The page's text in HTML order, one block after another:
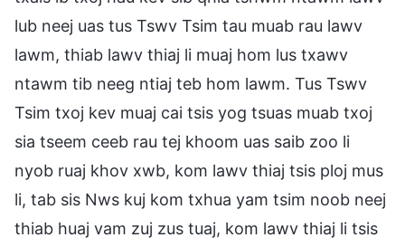
lub neej uas tus Tswv Tsim tau muab rau lawv
lawm, thiab lawv thiaj li muaj hom lus txawv
ntawm tib neeg ntiaj teb hom lawm. Tus Tswv
Tsim txoj kev muaj cai tsis yog tsuas muab txoj
sia tseem ceeb rau tej khoom uas saib zoo li
nyob ruaj khov xwb, kom lawv thiaj tsis ploj mus
li, tab sis Nws kuj kom txhua yam tsim noob neej
thiab huaj vam zuj zus tuaj, kom lawv thiaj li tsis